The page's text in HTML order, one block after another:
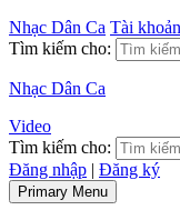
Nhạc Dân Ca Tài khoản
Tìm kiếm cho:
Nhạc Dân Ca
Video
Tìm kiếm cho:
Đăng nhập | Đăng ký
Primary Menu